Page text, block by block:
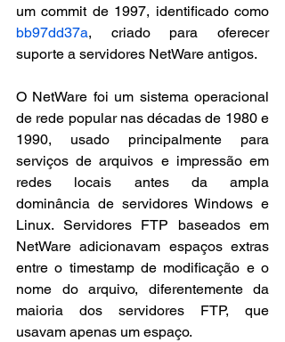
bb97dd37a, criado para oferecer
suporte a servidores NetWare antigos.
O NetWare foi um sistema operacional
de rede popular nas décadas de 1980 e
1990, usado principalmente para
serviços de arquivos e impressão em
redes locais antes da ampla
dominância de servidores Windows e
Linux. Servidores FTP baseados em
NetWare adicionavam espaços extras
entre o timestamp de modificação e o
nome do arquivo, diferentemente da
maioria dos servidores FTP, que
usavam apenas um espaço.